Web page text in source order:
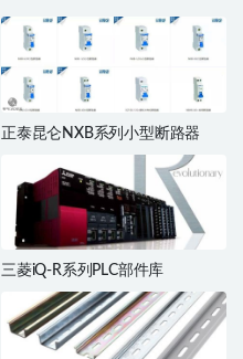
正泰昆仑NXB系列小型断路器
三菱iQ-R系列PLC部件库